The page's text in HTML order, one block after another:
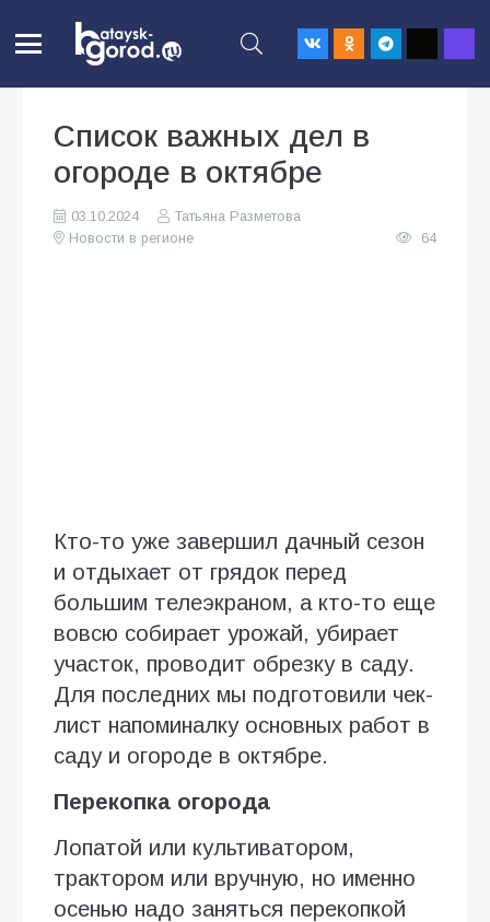
Список важных дел в
огороде в октябре
03.10.2024
Татьяна Разметова
Новости в регионе
64
Кто-то уже завершил дачный сезон
и отдыхает от грядок перед
большим телеэкраном, а кто-то еще
вовсю собирает урожай, убирает
участок, проводит обрезку в саду.
Для последних мы подготовили чек-
лист напоминалку основных работ в
саду и огороде в октябре.
Перекопка огорода
Лопатой или культиватором,
трактором или вручную, но именно
осенью надо заняться перекопкой